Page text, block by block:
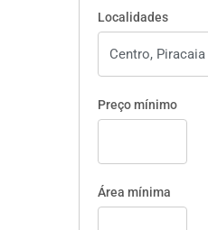
Localidades
Preço mínimo
Área mínima